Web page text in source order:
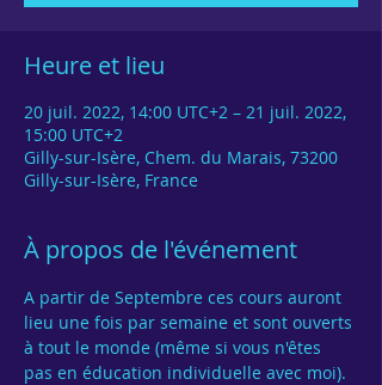
Heure et lieu
20 juil. 2022, 14:00 UTC+2 – 21 juil. 2022,
15:00 UTC+2
Gilly-sur-Isère, Chem. du Marais, 73200
Gilly-sur-Isère, France
À propos de l'événement
A partir de Septembre ces cours auront
lieu une fois par semaine et sont ouverts
à tout le monde (même si vous n'êtes
pas en éducation individuelle avec moi).